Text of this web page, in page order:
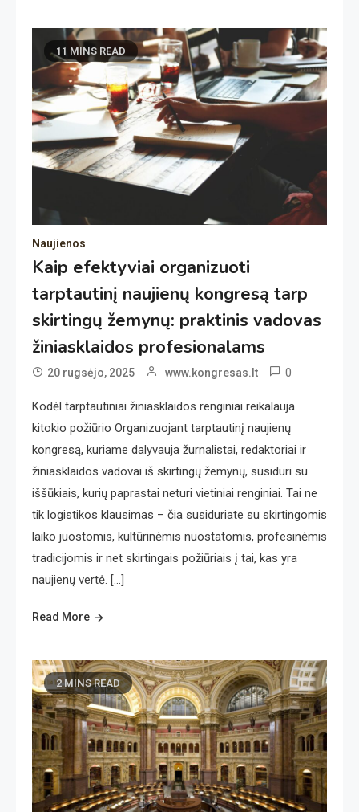
11 MINS READ
Naujienos
Kaip efektyviai organizuoti
tarptautinį naujienų kongresą tarp
skirtingų žemynų: praktinis vadovas
žiniasklaidos profesionalams
20 rugsėjo, 2025 www.kongresas.lt 0
Kodėl tarptautiniai žiniasklaidos renginiai reikalauja
kitokio požiūrio Organizuojant tarptautinį naujienų
kongresą, kuriame dalyvauja žurnalistai, redaktoriai ir
žiniasklaidos vadovai iš skirtingų žemynų, susiduri su
iššūkiais, kurių paprastai neturi vietiniai renginiai. Tai ne
tik logistikos klausimas – čia susiduriate su skirtingomis
laiko juostomis, kultūrinėmis nuostatomis, profesinėmis
tradicijomis ir net skirtingais požiūriais į tai, kas yra
naujienų vertė. […]
Read More
2 MINS READ